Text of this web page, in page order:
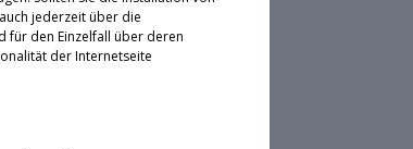
jederzeit über die
für den Einzelfall über deren
der Internetseite